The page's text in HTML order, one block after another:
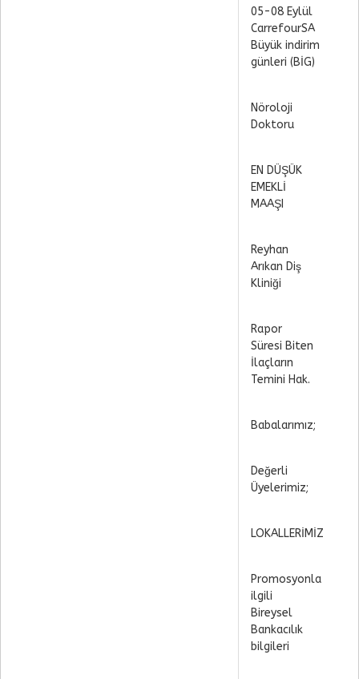
05-08 Eylül
CarrefourSA
Büyük indirim
günleri (BİG)
Nöroloji
Doktoru
EN DÜŞÜK
EMEKLİ
MAAŞI
Reyhan
Arıkan Diş
Kliniği
Rapor
Süresi Biten
İlaçların
Temini Hak.
Babalarımız;
Değerli
Üyelerimiz;
LOKALLERİMİZ
Promosyonla
ilgili
Bireysel
Bankacılık
bilgileri